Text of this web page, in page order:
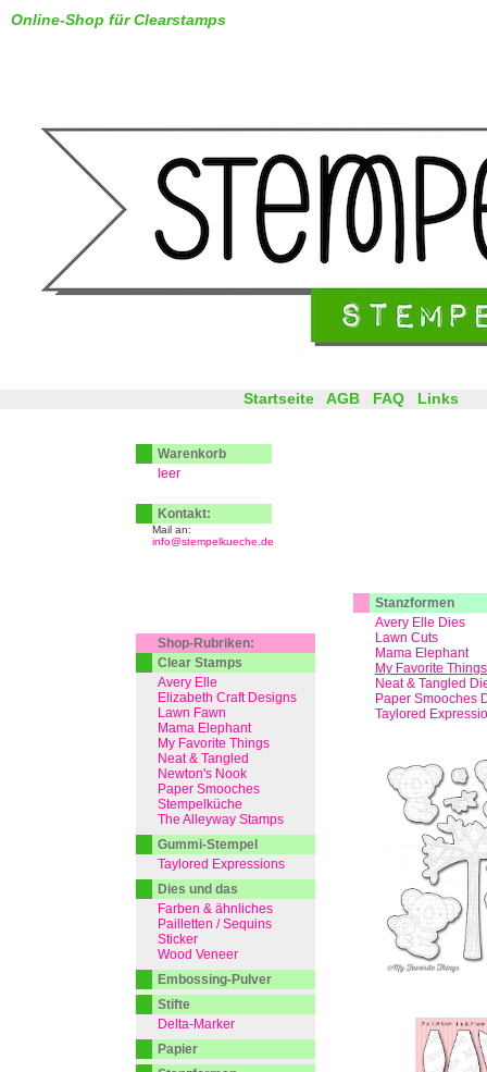
Online-Shop für Clearstamps
Stanzformen
Avery Elle Dies
Lawn Cuts
Mama Elephant
My Favorite Things
Neat & Tangled
Paper Smooches
Taylored
Startseite AGB FAQ Links
Warenkorb
leer
Kontakt:
Mail an:
info@stempelkueche.de
Shop-Rubriken:
Clear Stamps
Avery Elle
Elizabeth Craft Designs
Lawn Fawn
Mama Elephant
My Favorite Things
Neat & Tangled
Newton's Nook
Paper Smooches
Stempelküche
The Alleyway Stamps
Gummi-Stempel
Taylored Expressions
Dies und das
Farben & ähnliches
Pailletten / Sequins
Sticker
Wood Veneer
Embossing-Pulver
Stifte
Delta-Marker
Papier